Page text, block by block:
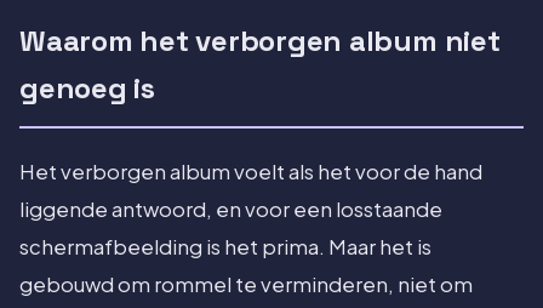
Waarom het verborgen album niet
genoeg is
Het verborgen album voelt als het voor de hand
liggende antwoord, en voor een losstaande
schermafbeelding is het prima. Maar het is
gebouwd om rommel te verminderen, niet om